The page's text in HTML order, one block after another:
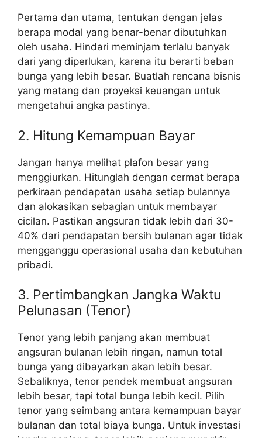
Pertama dan utama, tentukan dengan jelas
berapa modal yang benar-benar dibutuhkan
oleh usaha. Hindari meminjam terlalu banyak
dari yang diperlukan, karena itu berarti beban
bunga yang lebih besar. Buatlah rencana bisnis
yang matang dan proyeksi keuangan untuk
mengetahui angka pastinya.
2. Hitung Kemampuan Bayar
Jangan hanya melihat plafon besar yang
menggiurkan. Hitunglah dengan cermat berapa
perkiraan pendapatan usaha setiap bulannya
dan alokasikan sebagian untuk membayar
cicilan. Pastikan angsuran tidak lebih dari 30-
40% dari pendapatan bersih bulanan agar tidak
mengganggu operasional usaha dan kebutuhan
pribadi.
3. Pertimbangkan Jangka Waktu
Pelunasan (Tenor)
Tenor yang lebih panjang akan membuat
angsuran bulanan lebih ringan, namun total
bunga yang dibayarkan akan lebih besar.
Sebaliknya, tenor pendek membuat angsuran
lebih besar, tapi total bunga lebih kecil. Pilih
tenor yang seimbang antara kemampuan bayar
bulanan dan total biaya bunga. Untuk investasi